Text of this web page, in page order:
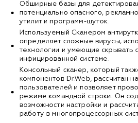
Обширные базы для
потенциально опасного,
утилит и программ-шуток.
Используемый Сканером
определяет сложные вирусы,
технологии и умеющие скрывать
инфицированной системе.
Консольный сканер, который
компонентов Dr.Web, рассчитан
пользователей и позволяет
режиме командной строки. Он
возможности настройки и
работу в многопроцессорных